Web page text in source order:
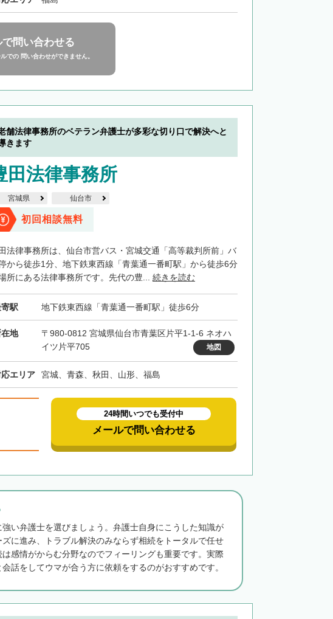
で問い合わせる
での 問い合わせができません。
舗法律事務所のベテラン弁護士が多彩な切り口で解決へと
きます
田法律事務所
宮城県 仙台市
初回相談無料
法律事務所は、仙台市営バス・宮城交通「高等裁判所前」バ
から徒歩1分、地下鉄東西線「青葉通一番町駅」から徒歩6分
所にある法律事務所です。先代の豊... 続きを読む
駅 地下鉄東西線「青葉通一番町駅」徒歩6分
在地
〒980-0812 宮城県仙台市青葉区片平1-1-6 ネオハ
イツ片平705
地図
エリア 宮城、青森、秋田、山形、福島
24時間いつでも受付中
メールで問い合わせる
い弁護士を選びましょう。弁護士自身にこうした知識が
に進み、トラブル解決のみならず相続をトータルで任せ
感情がからむ分野なのでフィーリングも重要です。実際
話をしてウマが合う方に依頼をするのがおすすめです。